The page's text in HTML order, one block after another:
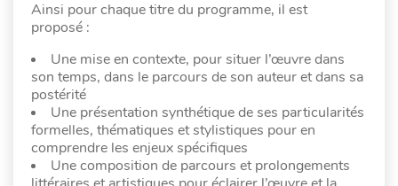
Ainsi pour chaque titre du programme, il est
proposé :
Une mise en contexte, pour situer l’œuvre dans
son temps, dans le parcours de son auteur et dans sa
postérité
Une présentation synthétique de ses particularités
formelles, thématiques et stylistiques pour en
comprendre les enjeux spécifiques
Une composition de parcours et prolongements